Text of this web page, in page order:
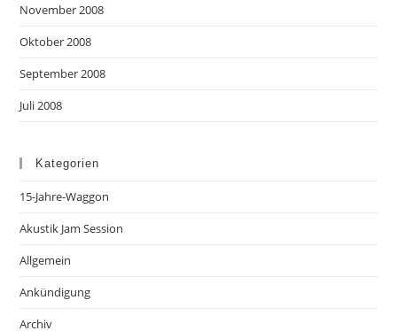
November 2008
Oktober 2008
September 2008
Juli 2008
Kategorien
15-Jahre-Waggon
Akustik Jam Session
Allgemein
Ankündigung
Archiv